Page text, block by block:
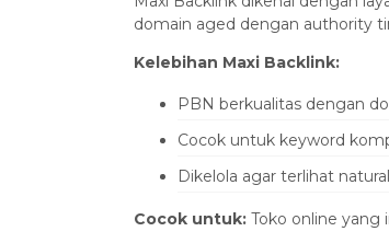
domain aged dengan authority
Kelebihan Maxi Backlink:
PBN berkualitas dengan
Cocok untuk keyword
Dikelola agar terlihat
Cocok untuk: Toko online yang